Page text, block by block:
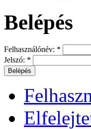
Belépés
Felhasználónév: *
Jelszó: *